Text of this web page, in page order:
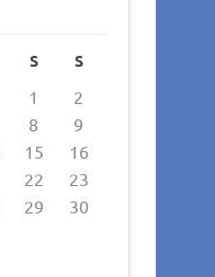
S S
1
2
8
9
15
16
22
23
29
30